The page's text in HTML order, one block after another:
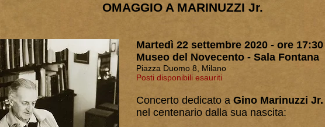
OMAGGIO A MARINUZZI Jr.
Martedì 22 settembre 2020 - ore 17:30
Museo del Novecento - Sala Fontana
Piazza Duomo 8, Milano
Posti disponibili esauriti
Concerto dedicato a Gino Marinuzzi Jr.
nel centenario dalla sua nascita: